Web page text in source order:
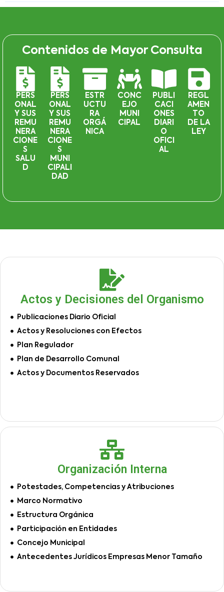
Contenidos de Mayor Consulta
PERS
ONAL
Y SUS
REMU
NERA
CIONE
S
SALU
D
PERS
ONAL
Y SUS
REMU
NERA
CIONE
S
MUNI
CIPALI
DAD
ESTR
UCTU
RA
ORGÁ
NICA
CONC
EJO
MUNI
CIPAL
PUBLI
CACI
ONES
DIARI
O
OFICI
AL
REGL
AMEN
TO
DE LA
LEY
Actos y Decisiones del Organismo
Publicaciones Diario Oficial
Actos y Resoluciones con Efectos
Plan Regulador
Plan de Desarrollo Comunal
Actos y Documentos Reservados
Organización Interna
Potestades, Competencias y Atribuciones
Marco Normativo
Estructura Orgánica
Participación en Entidades
Concejo Municipal
Antecedentes Jurídicos Empresas Menor Tamaño